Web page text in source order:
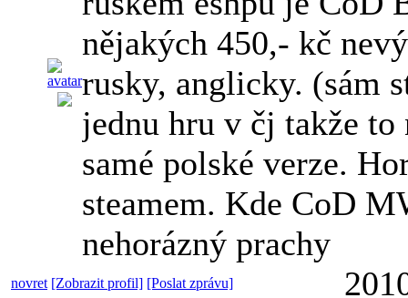
nějakých 450,- kč
rusky, anglicky. (sám
jednu hru v čj takže to
samé polské verze.
steamem. Kde CoD
nehorázný prachy
novret [Zobrazit profil] [Poslat zprávu]